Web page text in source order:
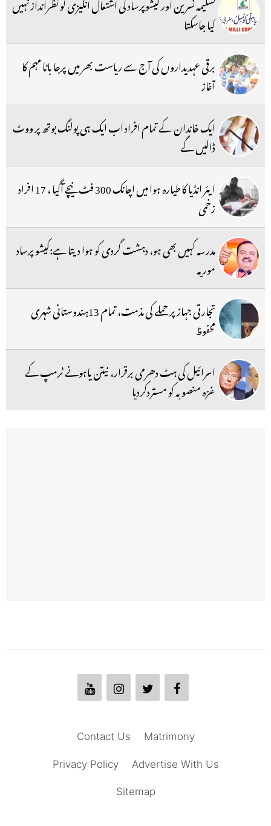
کیا جاسکتا
برقی عہدیداروں کی آج سے ریاست بھر میں پرجا باٹا مہم کا
آغاز
ایک خاندان کے تمام افراد اب ایک ہی پولنگ بوتھ پر ووٹ
ڈالیں گے
ایئر انڈیا کا طیارہ ہوا میں اچانک 300 فٹ نیچے آگیا ، 17 افراد
زخمی
مدرسہ کہیں بھی ہو، دہشت گردی کو ہوا دیتا ہے:کیشو پرساد
موریہ
تجارتی جہاز پر حملے کی مذمت، تمام 13ہندوستانی شہری
محفوظ
اسرائیل کی ہٹ دھرمی برقرار، نیتن یاہونے ٹرمپ کے
غزہ منصوبہ کو مستردکردیا
Matrimony
Contact Us
Advertise With Us
Privacy Policy
Sitemap